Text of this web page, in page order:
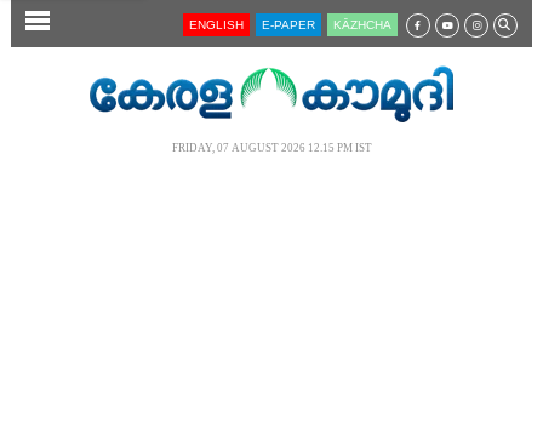
SECTIONS ENGLISH E-PAPER KĀZHCHA
FRIDAY, 07 AUGUST 2026 12.15 PM IST